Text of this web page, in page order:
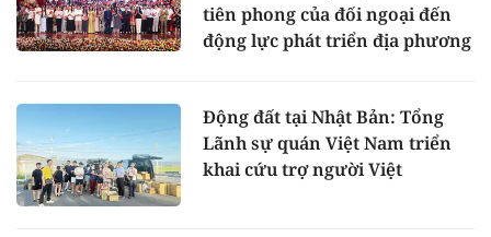
tiên phong của đối ngoại đến
động lực phát triển địa phương
Động đất tại Nhật Bản: Tổng
Lãnh sự quán Việt Nam triển
khai cứu trợ người Việt